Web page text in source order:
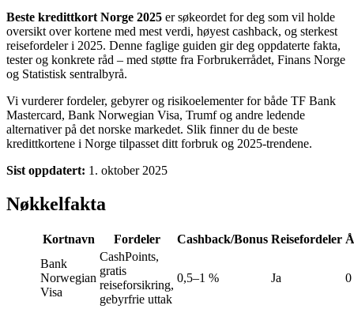
Beste kredittkort Norge 2025 er søkeordet for deg som vil holde
oversikt over kortene med mest verdi, høyest cashback, og sterkest
reisefordeler i 2025. Denne faglige guiden gir deg oppdaterte fakta,
tester og konkrete råd – med støtte fra Forbrukerrådet, Finans Norge
og Statistisk sentralbyrå.
Vi vurderer fordeler, gebyrer og risikoelementer for både TF Bank
Mastercard, Bank Norwegian Visa, Trumf og andre ledende
alternativer på det norske markedet. Slik finner du de beste
kredittkortene i Norge tilpasset ditt forbruk og 2025-trendene.
Sist oppdatert: 1. oktober 2025
Nøkkelfakta
Kortnavn Fordeler Cashback/Bonus Reisefordeler
Bank
Norwegian
Visa
CashPoints,
gratis
reiseforsikring,
gebyrfrie uttak
0,5–1 % Ja 0